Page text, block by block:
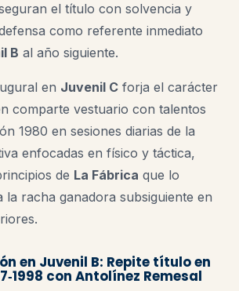
el título con solvencia y
como referente inmediato
B al año siguiente.
en Juvenil C forja el carácter
comparte vestuario con talentos
1980 en sesiones diarias de la
enfocadas en físico y táctica,
de La Fábrica que lo
la racha ganadora subsiguiente en
en Juvenil B: Repite título en
con Antolínez Remesal